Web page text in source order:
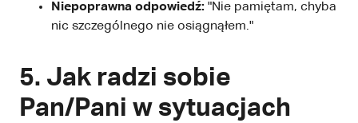
Niepoprawna odpowiedź: "Nie pamiętam, chyba
nic szczególnego nie osiągnąłem."
5. Jak radzi sobie
Pan/Pani w sytuacjach